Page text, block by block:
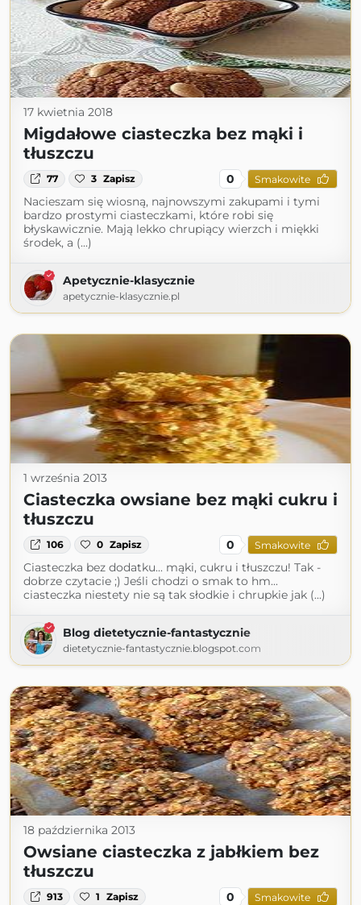
17 kwietnia 2018
Migdałowe ciasteczka bez mąki i
tłuszczu
77 3 Zapisz 0 Smakowite
Nacieszam się wiosną, najnowszymi zakupami i tymi
bardzo prostymi ciasteczkami, które robi się
błyskawicznie. Mają lekko chrupiący wierzch i miękki
środek, a (...)
Apetycznie-klasycznie
apetycznie-klasycznie.pl
1 września 2013
Ciasteczka owsiane bez mąki cukru i
tłuszczu
106 0 Zapisz 0 Smakowite
Ciasteczka bez dodatku... mąki, cukru i tłuszczu! Tak -
dobrze czytacie ;) Jeśli chodzi o smak to hm...
ciasteczka niestety nie są tak słodkie i chrupkie jak (...)
Blog dietetycznie-fantastycznie
dietetycznie-fantastycznie.blogspot.com
18 października 2013
Owsiane ciasteczka z jabłkiem bez
tłuszczu
913 1 Zapisz 0 Smakowite